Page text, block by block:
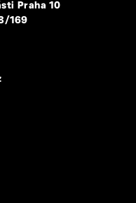
Praha 10
169